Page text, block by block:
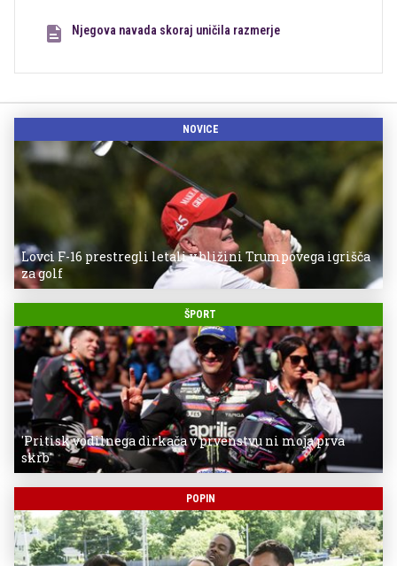
Njegova navada skoraj uničila razmerje
NOVICE
Lovci F-16 prestregli letali v bližini Trumpovega igrišča
za golf
ŠPORT
'Pritisk vodilnega dirkača v prvenstvu ni moja prva
skrb'
POPIN